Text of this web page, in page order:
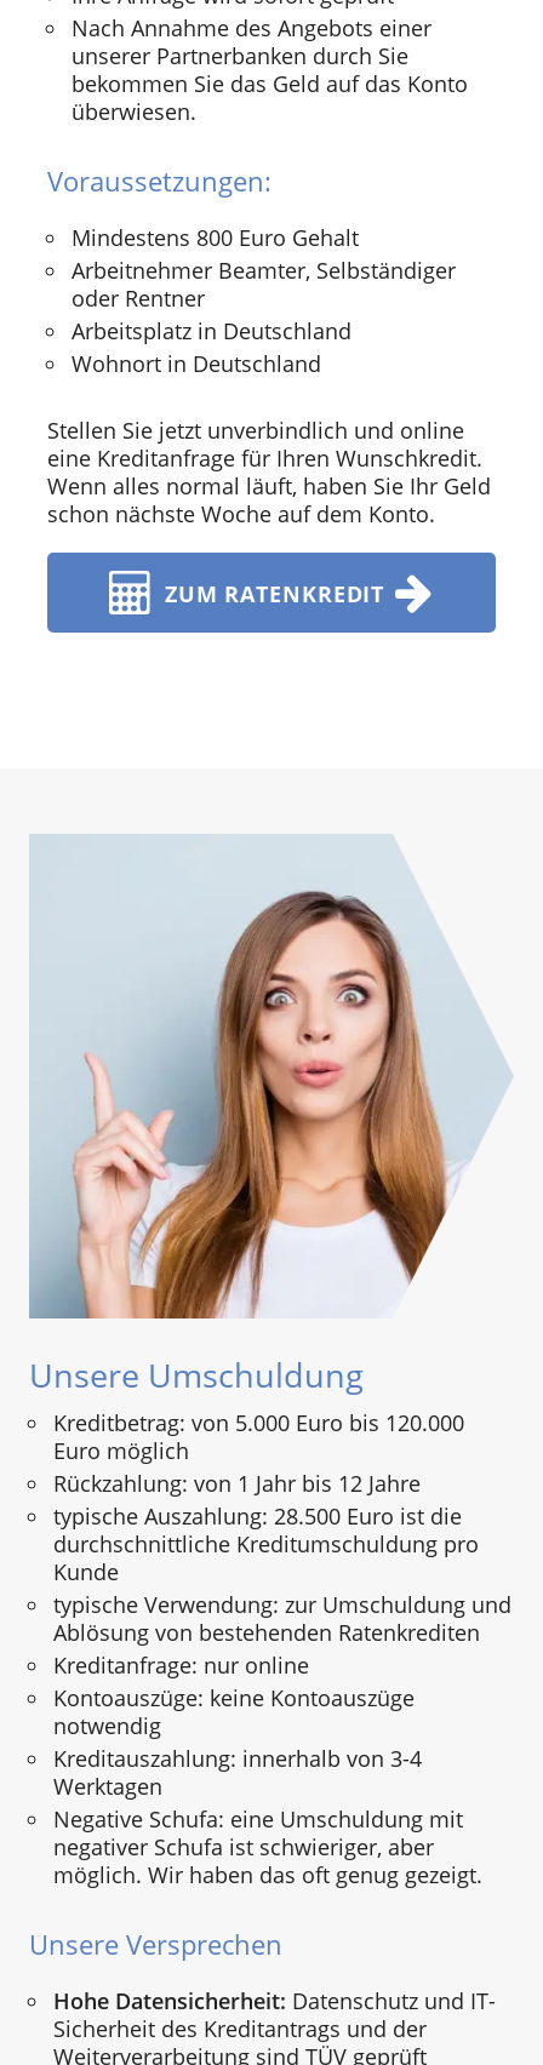
Nach Annahme des Angebots einer
unserer Partnerbanken durch Sie
bekommen Sie das Geld auf das Konto
überwiesen.
Voraussetzungen:
Mindestens 800 Euro Gehalt
Arbeitnehmer Beamter, Selbständiger
oder Rentner
Arbeitsplatz in Deutschland
Wohnort in Deutschland
Stellen Sie jetzt unverbindlich und online
eine Kreditanfrage für Ihren Wunschkredit.
Wenn alles normal läuft, haben Sie Ihr Geld
schon nächste Woche auf dem Konto.
ZUM RATENKREDIT
Unsere Umschuldung
Kreditbetrag: von 5.000 Euro bis 120.000
Euro möglich
Rückzahlung: von 1 Jahr bis 12 Jahre
typische Auszahlung: 28.500 Euro ist die
durchschnittliche Kreditumschuldung pro
Kunde
typische Verwendung: zur Umschuldung und
Ablösung von bestehenden Ratenkrediten
Kreditanfrage: nur online
Kontoauszüge: keine Kontoauszüge
notwendig
Kreditauszahlung: innerhalb von 3-4
Werktagen
Negative Schufa: eine Umschuldung mit
negativer Schufa ist schwieriger, aber
möglich. Wir haben das oft genug gezeigt.
Unsere Versprechen
Hohe Datensicherheit: Datenschutz und IT-
Sicherheit des Kreditantrags und der
Weiterverarbeitung sind TÜV geprüft